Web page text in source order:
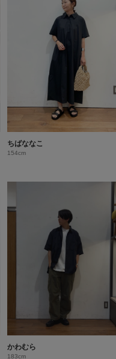
ちばななこ
154cm
かわむら
183cm